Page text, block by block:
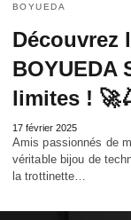
BOYUEDA
Découvrez
BOYUEDA
limites !
17 février 2025
Amis passionnés de
véritable bijou de
la trottinette…